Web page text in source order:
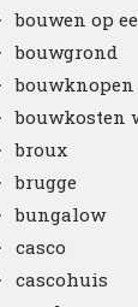
bouwen op
bouwgrond
bouwknopen
bouwkosten
broux
brugge
bungalow
casco
cascohuis